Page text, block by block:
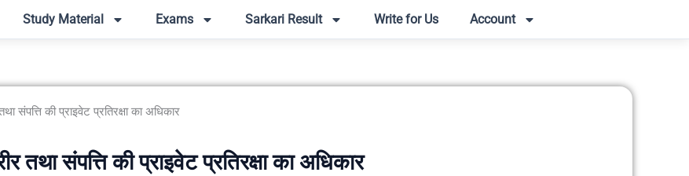
Study Material Exams Sarkari Result Write for Us Account
संपत्ति की प्राइवेट प्रतिरक्षा का अधिकार
तथा संपत्ति की प्राइवेट प्रतिरक्षा का अधिकार